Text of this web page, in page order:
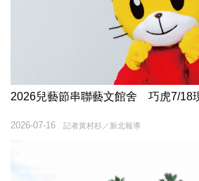
2026兒藝節串聯藝文館舍 巧虎7/18
記者黃村杉／新北報導
2026-07-16